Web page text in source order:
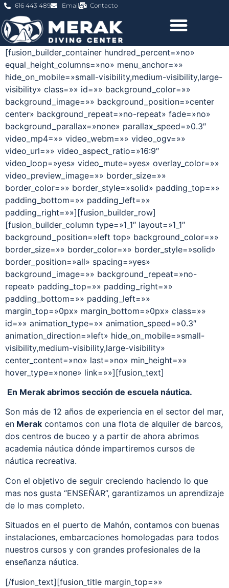
616 443 489 Email Contacto
[fusion_builder_container hundred_percent=»no»
equal_height_columns=»no» menu_anchor=»»
hide_on_mobile=»small-visibility,medium-visibility,large-
visibility» class=»» id=»» background_color=»»
background_image=»» background_position=»center
center» background_repeat=»no-repeat» fade=»no»
background_parallax=»none» parallax_speed=»0.3″
video_mp4=»» video_webm=»» video_ogv=»»
video_url=»» video_aspect_ratio=»16:9″
video_loop=»yes» video_mute=»yes» overlay_color=»»
video_preview_image=»» border_size=»»
border_color=»» border_style=»solid» padding_top=»»
padding_bottom=»» padding_left=»»
padding_right=»»][fusion_builder_row]
[fusion_builder_column type=»1_1″ layout=»1_1″
background_position=»left top» background_color=»»
border_size=»» border_color=»» border_style=»solid»
border_position=»all» spacing=»yes»
background_image=»» background_repeat=»no-
repeat» padding_top=»» padding_right=»»
padding_bottom=»» padding_left=»»
margin_top=»0px» margin_bottom=»0px» class=»»
id=»» animation_type=»» animation_speed=»0.3″
animation_direction=»left» hide_on_mobile=»small-
visibility,medium-visibility,large-visibility»
center_content=»no» last=»no» min_height=»»
hover_type=»none» link=»»][fusion_text]
En Merak abrimos sección de escuela náutica.
Son más de 12 años de experiencia en el sector del mar,
en Merak contamos con una flota de alquiler de barcos,
dos centros de buceo y a partir de ahora abrimos
academia náutica dónde impartiremos cursos de
náutica recreativa.
Con el objetivo de seguir creciendo haciendo lo que
mas nos gusta “ENSEÑAR”, garantizamos un aprendizaje
de lo mas completo.
Situados en el puerto de Mahón, contamos con buenas
instalaciones, embarcaciones homologadas para todos
nuestros cursos y con grandes profesionales de la
enseñanza náutica.
[/fusion_text][fusion_title margin_top=»»